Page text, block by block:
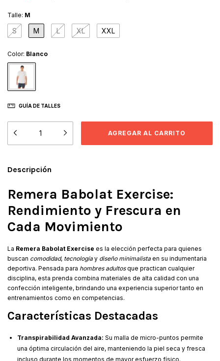
Talle: M
S M L XL XXL
Color: Blanco
GUÍA DE TALLES
Descripción
Remera Babolat Exercise:
Rendimiento y Frescura en
Cada Movimiento
La Remera Babolat Exercise es la elección perfecta para quienes
buscan comodidad, tecnología y diseño minimalista en su indumentaria
deportiva. Pensada para hombres adultosque practican cualquier
disciplina, esta prenda combina materiales de alta calidad con una
confección inteligente, brindando una experiencia superior tanto en
entrenamientos como en competencias.
Características Destacadas
Transpirabilidad Avanzada: Su malla de micro-puntos permite
una óptima circulación del aire, manteniendo la piel seca y fresca
incluso durante los momentos de mayor esfuerzo físico.